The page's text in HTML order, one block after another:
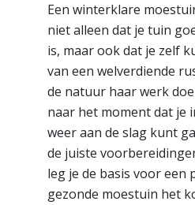
Een winterklare
niet alleen dat je tuin
is, maar ook dat je zelf
van een welverdiende
de natuur haar werk
naar het moment dat je
weer aan de slag kunt
de juiste
leg je de basis voor een
gezonde moestuin het